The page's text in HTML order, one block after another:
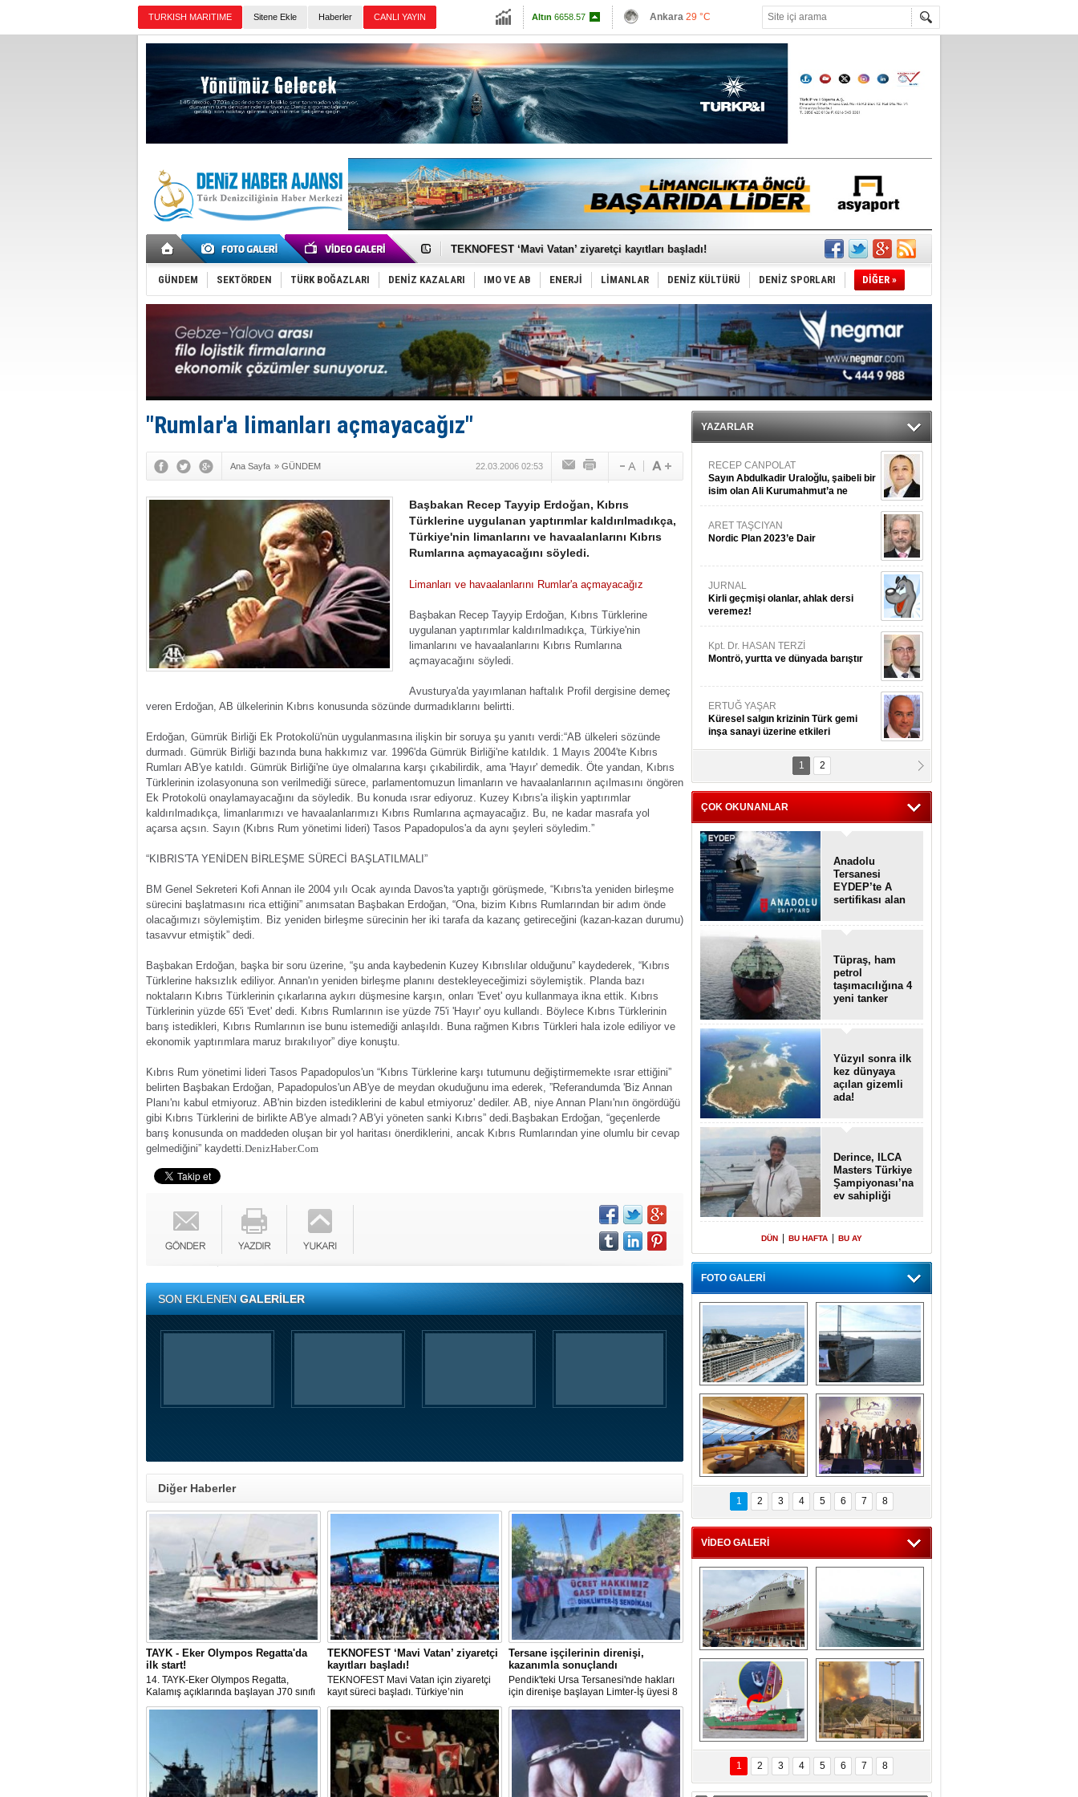
TURKISH MARITIME Sitene Ekle Haberler CANLI YAYIN
Altın 6658.57
Euro55.1718
Ankara 29 °C
Antalya29 °C
Muğla 32 °C
Çanakkale 30 °C
TAYK - Eker Olympos Regatta'da ilk start!
İstanbul ve Çanakkale: 6 ayda 40.000 gemi
Tersane işçilerinin direnişi, kazanımla sonuçlandı
İngiliz aktivistler, gemide mahsur kaldı!
FESCO, Karadeniz'de yeni sevkiyat taleplerini durdurdu
DESE, BIMCO’ya katıldı
GİMBİRDER gemi inşa yan sanayinin sorunlarını tartıştı
35 milyon TL'lik tekne projesinde karar çıktı
İnsansız cankurtaran ihalesini BlueForge kazandı
Yüzyıl sonra ilk kez dünyaya açılan gizemli ada!
Anadolu Tersanesi EYDEP’te A sertifikası alan ilk tersane oldu
Derince, ILCA Masters Türkiye Şampiyonası’na ev sahipliği yapacak
Tüpraş, ham petrol taşımacılığına 4 yeni tanker daha ekliyor
GÜNDEM SEKTÖRDEN TÜRK BOĞAZLARI DENİZ KAZALARI IMO VE AB ENERJİ LİMANLAR DENİZ KÜLTÜRÜ DENİZ SPORLARI DİĞER »
"Rumlar'a limanları açmayacağız"
Ana Sayfa » GÜNDEM 22.03.2006 02:53
Başbakan Recep Tayyip Erdoğan, Kıbrıs
Türklerine uygulanan yaptırımlar kaldırılmadıkça,
Türkiye'nin limanlarını ve havaalanlarını Kıbrıs
Rumlarına açmayacağını söyledi.
Limanları ve havaalanlarını Rumlar'a açmayacağız
Başbakan Recep Tayyip Erdoğan, Kıbrıs Türklerine
uygulanan yaptırımlar kaldırılmadıkça, Türkiye'nin
limanlarını ve havaalanlarını Kıbrıs Rumlarına
açmayacağını söyledi.
Avusturya'da yayımlanan haftalık Profil dergisine demeç
veren Erdoğan, AB ülkelerinin Kıbrıs konusunda sözünde durmadıklarını belirtti.
Erdoğan, Gümrük Birliği Ek Protokolü'nün uygulanmasına ilişkin bir soruya şu yanıtı verdi:“AB ülkeleri sözünde
durmadı. Gümrük Birliği bazında buna hakkımız var. 1996'da Gümrük Birliği'ne katıldık. 1 Mayıs 2004'te Kıbrıs
Rumları AB'ye katıldı. Gümrük Birliği'ne üye olmalarına karşı çıkabilirdik, ama 'Hayır' demedik. Öte yandan, Kıbrıs
Türklerinin izolasyonuna son verilmediği sürece, parlamentomuzun limanların ve havaalanlarının açılmasını öngören
Ek Protokolü onaylamayacağını da söyledik. Bu konuda ısrar ediyoruz. Kuzey Kıbrıs'a ilişkin yaptırımlar
kaldırılmadıkça, limanlarımızı ve havaalanlarımızı Kıbrıs Rumlarına açmayacağız. Bu, ne kadar masrafa yol
açarsa açsın. Sayın (Kıbrıs Rum yönetimi lideri) Tasos Papadopulos'a da aynı şeyleri söyledim.”
“KIBRIS'TA YENİDEN BİRLEŞME SÜRECİ BAŞLATILMALI”
BM Genel Sekreteri Kofi Annan ile 2004 yılı Ocak ayında Davos'ta yaptığı görüşmede, “Kıbrıs'ta yeniden birleşme
sürecini başlatmasını rica ettiğini” anımsatan Başbakan Erdoğan, “Ona, bizim Kıbrıs Rumlarından bir adım önde
olacağımızı söylemiştim. Biz yeniden birleşme sürecinin her iki tarafa da kazanç getireceğini (kazan-kazan durumu)
tasavvur etmiştik” dedi.
Başbakan Erdoğan, başka bir soru üzerine, “şu anda kaybedenin Kuzey Kıbrıslılar olduğunu” kaydederek, “Kıbrıs
Türklerine haksızlık ediliyor. Annan'ın yeniden birleşme planını destekleyeceğimizi söylemiştik. Planda bazı
noktaların Kıbrıs Türklerinin çıkarlarına aykırı düşmesine karşın, onları 'Evet' oyu kullanmaya ikna ettik. Kıbrıs
Türklerinin yüzde 65'i 'Evet' dedi. Kıbrıs Rumlarının ise yüzde 75'i 'Hayır' oyu kullandı. Böylece Kıbrıs Türklerinin
barış istedikleri, Kıbrıs Rumlarının ise bunu istemediği anlaşıldı. Buna rağmen Kıbrıs Türkleri hala izole ediliyor ve
ekonomik yaptırımlara maruz bırakılıyor” diye konuştu.
Kıbrıs Rum yönetimi lideri Tasos Papadopulos'un “Kıbrıs Türklerine karşı tutumunu değiştirmemekte ısrar ettiğini”
belirten Başbakan Erdoğan, Papadopulos'un AB'ye de meydan okuduğunu ima ederek, ”Referandumda 'Biz Annan
Planı'nı kabul etmiyoruz. AB'nin bizden istediklerini de kabul etmiyoruz' dediler. AB, niye Annan Planı'nın öngördüğü
gibi Kıbrıs Türklerini de birlikte AB'ye almadı? AB'yi yöneten sanki Kıbrıs” dedi. Başbakan Erdoğan, “geçenlerde
barış konusunda on maddeden oluşan bir yol haritası önerdiklerini, ancak Kıbrıs Rumlarından yine olumlu bir cevap
gelmediğini” kaydetti.DenizHaber.Com
SON EKLENENGALERİLER
Diğer Haberler
TAYK - Eker Olympos Regatta'da
ilk start!
14. TAYK-Eker Olympos Regatta,
Kalamış açıklarında başlayan J70 sınıfı
yarışlarıyla ilk startını verdi. İstanbul'u 10
gün boyunca yelken coşkusuyla
buluşturacak organizasyonun ilk
gününde 9 tekne rüzgârla buluştu.
TEKNOFEST ‘Mavi Vatan’ ziyaretçi
kayıtları başladı!
TEKNOFEST Mavi Vatan için ziyaretçi
kayıt süreci başladı. Türkiye’nin
denizcilik ve savunma teknolojilerine
odaklanan etkinliği, 20-23 Ağustos
tarihleri arasında Gölcük Tersanesi
Komutanlığı’nda gerçekleştirilecek.
Tersane işçilerinin direnişi,
kazanımla sonuçlandı
Pendik'teki Ursa Tersanesi'nde hakları
için direnişe başlayan Limter-İş üyesi 8
işçinin mücadelesi sonuç verdi. İşveren,
arabulucu görüşmesinde tüm
alacakların ödenmesini kabul etti.
Sendika, sözlerin tutulmaması halinde
direnişin süreceğini açıkladı
YAZARLAR
RECEP CANPOLAT
Sayın Abdulkadir Uraloğlu, şaibeli bir
isim olan Ali Kurumahmut’a ne
danışıyorsunuz?
ARET TAŞCIYAN
Nordic Plan 2023’e Dair
JURNAL
Kirli geçmişi olanlar, ahlak dersi
veremez!
Kpt. Dr. HASAN TERZİ
Montrö, yurtta ve dünyada barıştır
ERTUĞ YAŞAR
Küresel salgın krizinin Türk gemi
inşa sanayi üzerine etkileri
Kpt. MESUT AZMİ GÖKSOY
ithafen...
1 2
ÇOK OKUNANLAR
Anadolu
Tersanesi
EYDEP’te A
sertifikası alan
Tüpraş, ham
petrol
taşımacılığına 4
yeni tanker
Yüzyıl sonra ilk
kez dünyaya
açılan gizemli
ada!
Derince, ILCA
Masters Türkiye
Şampiyonası’na
ev sahipliği
DÜN BU HAFTA BU AY
FOTO GALERİ
“Gemi içinde gemi”
konsepti ile MSC
Splendida
Dünyada tek!
Denizaltı yüzer
havuzu intikal
seyrine başladı
MSC'den 55 milyon
euroluk turizm geliri
müjdesi
5. Bosphorus Ship
Brokers Dinner,
İstanbul’da yapıldı
1 2 3 4 5 6 7 8
VİDEO GALERİ
Çeksan Tersanesi,
Başaran Bayrak
tankerini suya
indirdi
TCG Anadolu,
tersane teknik
seyrini tamamladı
Göçmenlerin
imdadına Türk
sahipli MINA DENIZ
yetişti
Milas’taki yangın
yeniden termik
santrallere doğru
ilerliyor
1 2 3 4 5 6 7 8